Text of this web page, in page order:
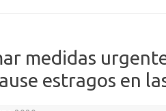
medidas
estragos en